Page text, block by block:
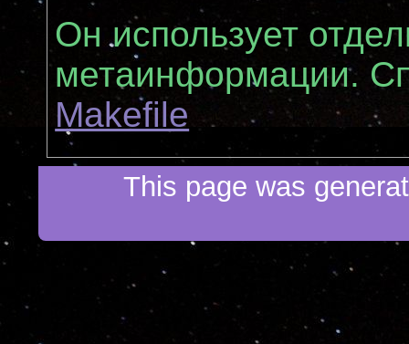
Он использует
метаинформации.
Makefile
This page was